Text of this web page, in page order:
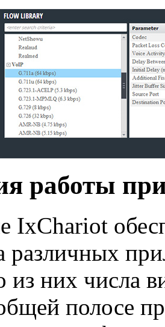
работы
IxChariot
различных
из них числа
полосе